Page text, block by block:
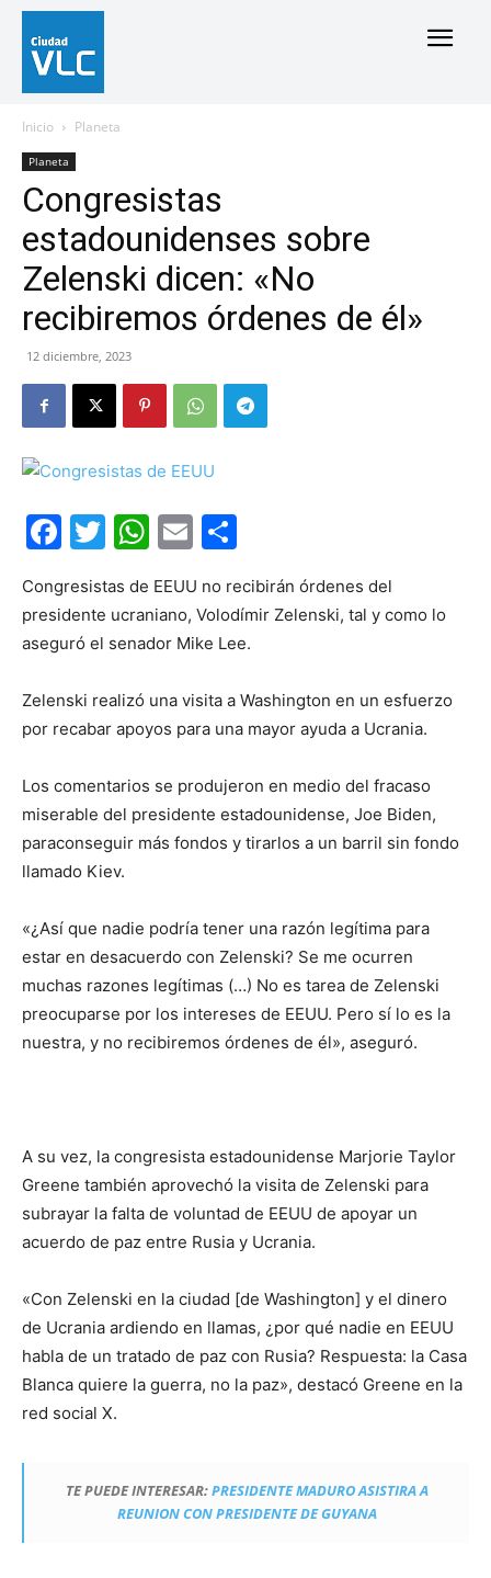
Inicio Planeta
Planeta
Congresistas
estadounidenses sobre
Zelenski dicen: «No
recibiremos órdenes de él»
12 diciembre, 2023
Facebook
Twitter
WhatsApp
Email
Congresistas de EEUU no recibirán órdenes del
presidente ucraniano, Volodímir Zelenski, tal y como lo
aseguró el senador Mike Lee.
Zelenski realizó una visita a Washington en un esfuerzo
por recabar apoyos para una mayor ayuda a Ucrania.
Los comentarios se produjeron en medio del fracaso
miserable del presidente estadounidense, Joe Biden,
paraconseguir más fondos y tirarlos a un barril sin fondo
llamado Kiev.
«¿Así que nadie podría tener una razón legítima para
estar en desacuerdo con Zelenski? Se me ocurren
muchas razones legítimas (…) No es tarea de Zelenski
preocuparse por los intereses de EEUU. Pero sí lo es la
nuestra, y no recibiremos órdenes de él», aseguró.
A su vez, la congresista estadounidense Marjorie Taylor
Greene también aprovechó la visita de Zelenski para
subrayar la falta de voluntad de EEUU de apoyar un
acuerdo de paz entre Rusia y Ucrania.
«Con Zelenski en la ciudad [de Washington] y el dinero
de Ucrania ardiendo en llamas, ¿por qué nadie en EEUU
habla de un tratado de paz con Rusia? Respuesta: la Casa
Blanca quiere la guerra, no la paz», destacó Greene en la
red social X.
TE PUEDE INTERESAR:PRESIDENTE MADURO ASISTIRA A
REUNION CON PRESIDENTE DE GUYANA